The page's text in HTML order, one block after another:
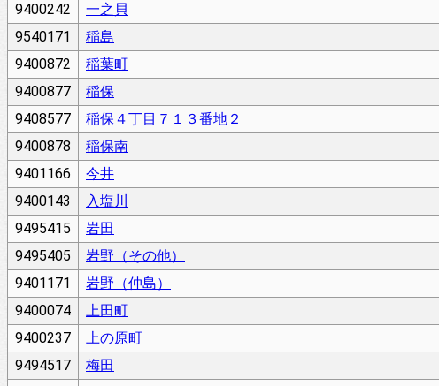
9400242
一之貝
9540171
稲島
9400872
稲葉町
9400877
稲保
9408577
稲保４丁目７１３番地２
9400878
稲保南
9401166
今井
9400143
入塩川
9495415
岩田
9495405
岩野（その他）
9401171
岩野（仲島）
9400074
上田町
9400237
上の原町
9494517
梅田